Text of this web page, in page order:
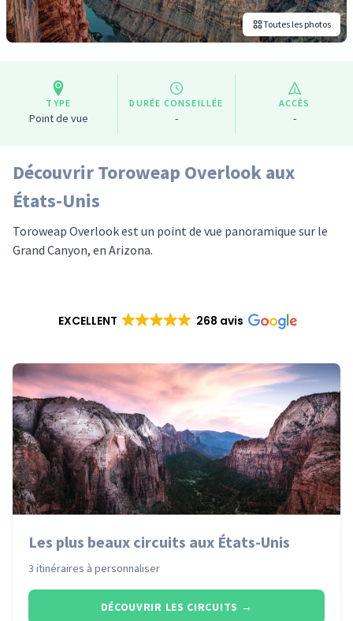
Toutes les photos
TYPE
Point de vue
DURÉE CONSEILLÉE
-
ACCÈS
-
Découvrir Toroweap Overlook aux
États-Unis
Toroweap Overlook est un point de vue panoramique sur le
Grand Canyon, en Arizona.
EXCELLENT 268 avis
Les plus beaux circuits aux États-Unis
3 itinéraires à personnaliser
DÉCOUVRIR LES CIRCUITS →